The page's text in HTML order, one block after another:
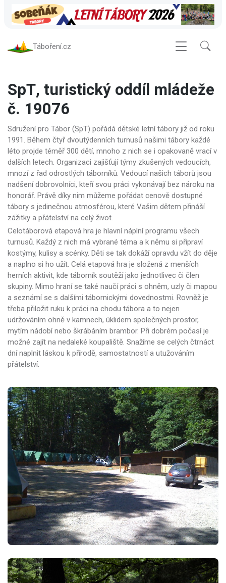
Táboření.cz
SpT, turistický oddíl mládeže
č. 19076
Sdružení pro Tábor (SpT) pořádá dětské letní tábory již od roku
1991. Během čtyř dvoutýdenních turnusů našimi tábory každé
léto projde téměř 300 dětí, mnoho z nich se i opakovaně vrací v
dalších letech. Organizaci zajišťují týmy zkušených vedoucích,
mnozí z řad odrostlých táborníků. Vedoucí našich táborů jsou
nadšení dobrovolníci, kteří svou práci vykonávají bez nároku na
honorář. Právě díky nim můžeme pořádat cenově dostupné
tábory s jedinečnou atmosférou, které Vašim dětem přináší
zážitky a přátelství na celý život.
Celotáborová etapová hra je hlavní náplní programu všech
turnusů. Každý z nich má vybrané téma a k němu si připraví
kostýmy, kulisy a scénky. Děti se tak dokáží opravdu vžít do děje
a naplno si ho užít. Celá etapová hra je složená z menších
herních aktivit, kde táborník soutěží jako jednotlivec či člen
skupiny. Mimo hraní se také naučí práci s ohněm, uzly či mapou
a seznámí se s dalšími tábornickými dovednostmi. Rovněž je
třeba přiložit ruku k práci na chodu tábora a to nejen
udržováním ohně v kamnech, úklidem společných prostor,
mytím nádobí nebo škrábáním brambor. Při dobrém počasí je
možné zajít na nedaleké koupaliště. Snažíme se celých čtrnáct
dní naplnit láskou k přírodě, samostatností a utužováním
přátelství.